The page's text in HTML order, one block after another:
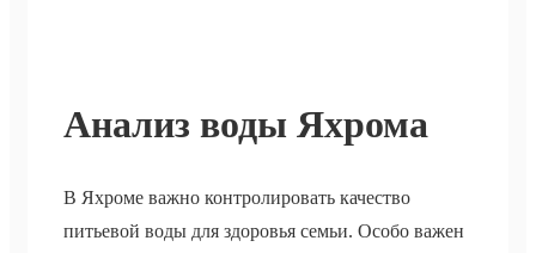
Анализ воды Яхрома
В Яхроме важно контролировать качество
питьевой воды для здоровья семьи. Особо важен